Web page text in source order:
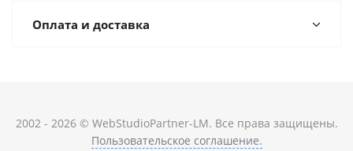
Оплата и доставка
2002 - 2026 © WebStudioPartner-LM. Все права защищены.
Пользовательское соглашение.